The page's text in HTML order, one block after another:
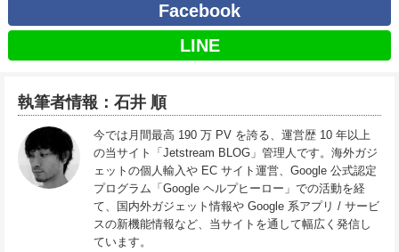
Facebook
LINE
執筆者情報：石井 順
今では月間最高 190 万 PV を誇る、運営歴 10 年以上
の当サイト「Jetstream BLOG」管理人です。海外ガジ
ェットの個人輸入や EC サイト運営、Google 公式認定
プログラム「Google ヘルプヒーロー」での活動を経
て、国内外ガジェット情報や Google 系アプリ / サービ
スの新機能情報など、当サイトを通して幅広く発信し
ています。